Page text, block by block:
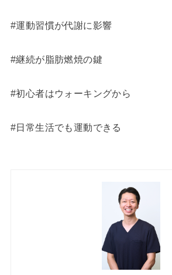
#運動習慣が代謝に影響
#継続が脂肪燃焼の鍵
#初心者はウォーキングから
#日常生活でも運動できる